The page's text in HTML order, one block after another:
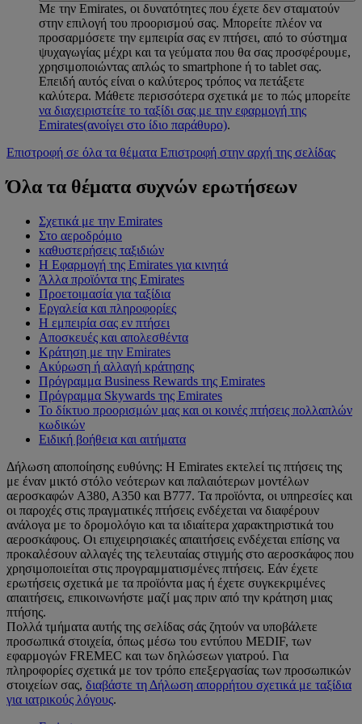
Με την Emirates, οι δυνατότητες που έχετε δεν σταματούν
στην επιλογή του προορισμού σας. Μπορείτε πλέον να
προσαρμόσετε την εμπειρία σας εν πτήσει, από το σύστημα
ψυχαγωγίας μέχρι και τα γεύματα που θα σας προσφέρουμε,
χρησιμοποιώντας απλώς το smartphone ή το tablet σας.
Επειδή αυτός είναι ο καλύτερος τρόπος να πετάξετε
καλύτερα. Μάθετε περισσότερα σχετικά με το πώς μπορείτε
να διαχειριστείτε το ταξίδι σας με την εφαρμογή της
Emirates(ανοίγει στο ίδιο παράθυρο).
Επιστροφή σε όλα τα θέματα Επιστροφή στην αρχή της σελίδας
Όλα τα θέματα συχνών ερωτήσεων
Σχετικά με την Emirates
Στο αεροδρόμιο
καθυστερήσεις ταξιδιών
Η Εφαρμογή της Emirates για κινητά
Άλλα προϊόντα της Emirates
Προετοιμασία για ταξίδια
Εργαλεία και πληροφορίες
Η εμπειρία σας εν πτήσει
Αποσκευές και απολεσθέντα
Κράτηση με την Emirates
Ακύρωση ή αλλαγή κράτησης
Πρόγραμμα Business Rewards της Emirates
Πρόγραμμα Skywards της Emirates
Το δίκτυο προορισμών μας και οι κοινές πτήσεις πολλαπλών
κωδικών
Ειδική βοήθεια και αιτήματα
Δήλωση αποποίησης ευθύνης: Η Emirates εκτελεί τις πτήσεις της
με έναν μικτό στόλο νεότερων και παλαιότερων μοντέλων
αεροσκαφών A380, A350 και B777. Τα προϊόντα, οι υπηρεσίες και
οι παροχές στις πραγματικές πτήσεις ενδέχεται να διαφέρουν
ανάλογα με το δρομολόγιο και τα ιδιαίτερα χαρακτηριστικά του
αεροσκάφους. Οι επιχειρησιακές απαιτήσεις ενδέχεται επίσης να
προκαλέσουν αλλαγές της τελευταίας στιγμής στο αεροσκάφος που
χρησιμοποιείται στις προγραμματισμένες πτήσεις. Εάν έχετε
ερωτήσεις σχετικά με τα προϊόντα μας ή έχετε συγκεκριμένες
απαιτήσεις, επικοινωνήστε μαζί μας πριν από την κράτηση μιας
πτήσης.
Πολλά τμήματα αυτής της σελίδας σάς ζητούν να υποβάλετε
προσωπικά στοιχεία, όπως μέσω του εντύπου MEDIF, των
εφαρμογών FREMEC και των δηλώσεων γιατρού. Για
πληροφορίες σχετικά με τον τρόπο επεξεργασίας των προσωπικών
στοιχείων σας, διαβάστε τη Δήλωση απορρήτου σχετικά με ταξίδια
για ιατρικούς λόγους.